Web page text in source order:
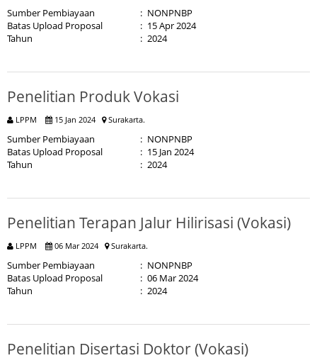
Sumber Pembiayaan : NONPNBP
Batas Upload Proposal
: 15 Apr 2024
Tahun
: 2024
Penelitian Produk Vokasi
LPPM 15 Jan 2024 Surakarta.
Sumber Pembiayaan : NONPNBP
Batas Upload Proposal
: 15 Jan 2024
Tahun
: 2024
Penelitian Terapan Jalur Hilirisasi (Vokasi)
LPPM 06 Mar 2024 Surakarta.
Sumber Pembiayaan : NONPNBP
Batas Upload Proposal
: 06 Mar 2024
Tahun
: 2024
Penelitian Disertasi Doktor (Vokasi)